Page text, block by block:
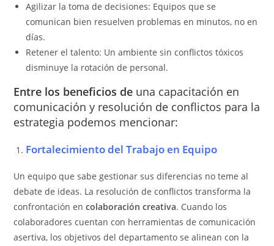
Agilizar la toma de decisiones: Equipos que se
comunican bien resuelven problemas en minutos, no en
días.
Retener el talento: Un ambiente sin conflictos tóxicos
disminuye la rotación de personal.
Entre los beneficios de una capacitación en
comunicación y resolución de conflictos para la
estrategia podemos mencionar:
Fortalecimiento del Trabajo en Equipo
Un equipo que sabe gestionar sus diferencias no teme al
debate de ideas. La resolución de conflictos transforma la
confrontación encolaboración creativa. Cuando los
colaboradores cuentan con herramientas de comunicación
asertiva, los objetivos del departamento se alinean con la